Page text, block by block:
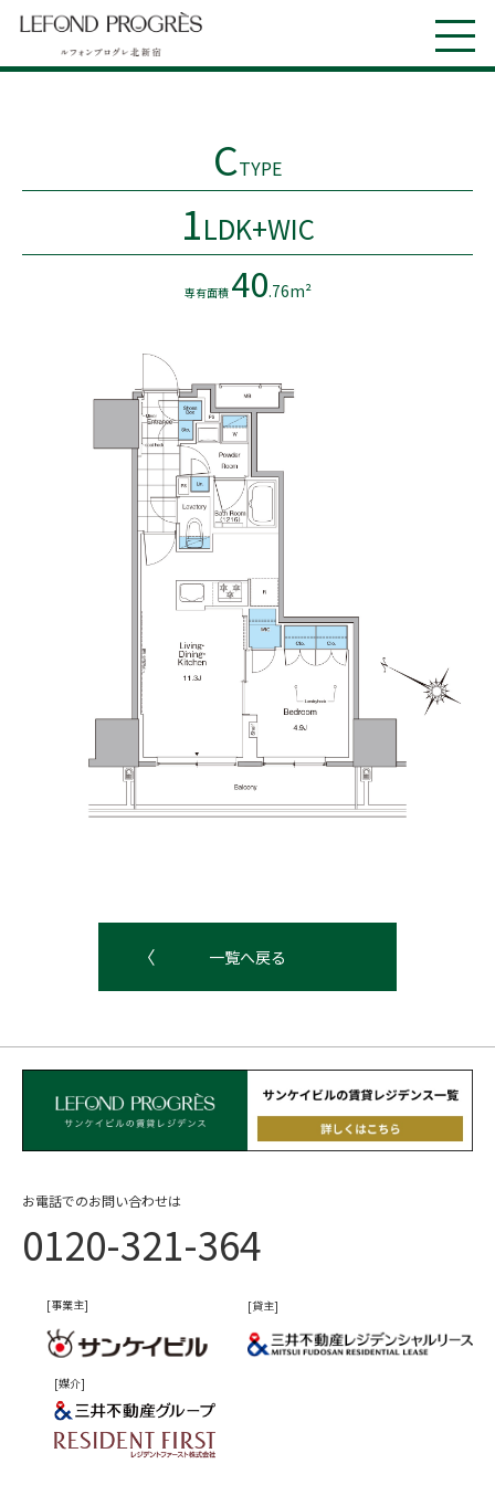
CTYPE
1LDK+WIC
専有面積 40.76m²
一覧へ戻る
お電話でのお問い合わせは
0120-321-364
[事業主] [貸主]
[媒介]